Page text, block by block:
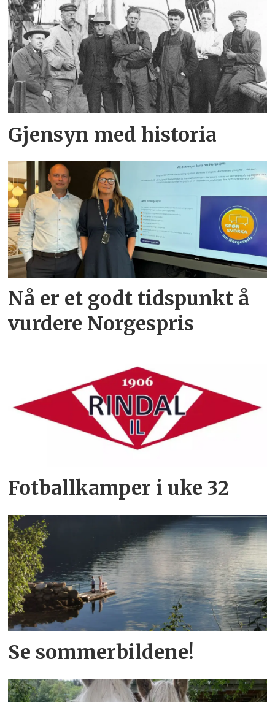
Gjensyn med historia
Nå er et godt tidspunkt å
vurdere Norgespris
Fotballkamper i uke 32
Se sommerbildene!